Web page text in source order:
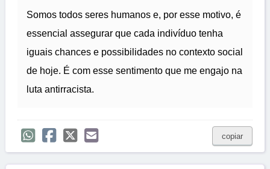
Somos todos seres humanos e, por esse motivo, é
essencial assegurar que cada indivíduo tenha
iguais chances e possibilidades no contexto social
de hoje. É com esse sentimento que me engajo na
luta antirracista.
copiar